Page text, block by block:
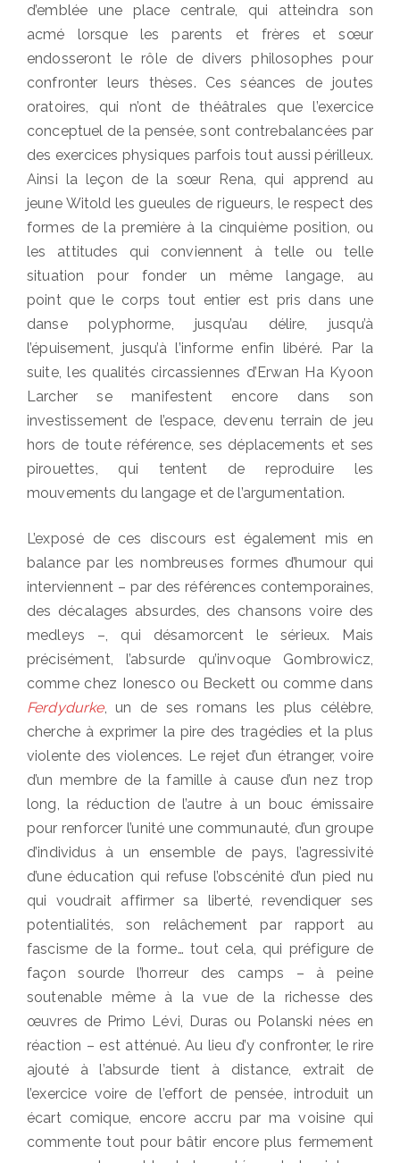
d’emblée une place centrale, qui atteindra son
acmé lorsque les parents et frères et sœur
endosseront le rôle de divers philosophes pour
confronter leurs thèses. Ces séances de joutes
oratoires, qui n’ont de théâtrales que l’exercice
conceptuel de la pensée, sont contrebalancées par
des exercices physiques parfois tout aussi périlleux.
Ainsi la leçon de la sœur Rena, qui apprend au
jeune Witold les gueules de rigueurs, le respect des
formes de la première à la cinquième position, ou
les attitudes qui conviennent à telle ou telle
situation pour fonder un même langage, au
point que le corps tout entier est pris dans une
danse polyphorme, jusqu’au délire, jusqu’à
l’épuisement, jusqu’à l’informe enfin libéré. Par la
suite, les qualités circassiennes d’Erwan Ha Kyoon
Larcher se manifestent encore dans son
investissement de l’espace, devenu terrain de jeu
hors de toute référence, ses déplacements et ses
pirouettes, qui tentent de reproduire les
mouvements du langage et de l’argumentation.
L’exposé de ces discours est également mis en
balance par les nombreuses formes d’humour qui
interviennent – par des références contemporaines,
des décalages absurdes, des chansons voire des
medleys –, qui désamorcent le sérieux. Mais
précisément, l’absurde qu’invoque Gombrowicz,
comme chez Ionesco ou Beckett ou comme dans
Ferdydurke, un de ses romans les plus célèbre,
cherche à exprimer la pire des tragédies et la plus
violente des violences. Le rejet d’un étranger, voire
d’un membre de la famille à cause d’un nez trop
long, la réduction de l’autre à un bouc émissaire
pour renforcer l’unité une communauté, d’un groupe
d’individus à un ensemble de pays, l’agressivité
d’une éducation qui refuse l’obscénité d’un pied nu
qui voudrait affirmer sa liberté, revendiquer ses
potentialités, son relâchement par rapport au
fascisme de la forme… tout cela, qui préfigure de
façon sourde l’horreur des camps – à peine
soutenable même à la vue de la richesse des
œuvres de Primo Lévi, Duras ou Polanski nées en
réaction – est atténué. Au lieu d’y confronter, le rire
ajouté à l’absurde tient à distance, extrait de
l’exercice voire de l’effort de pensée, introduit un
écart comique, encore accru par ma voisine qui
commente tout pour bâtir encore plus fermement